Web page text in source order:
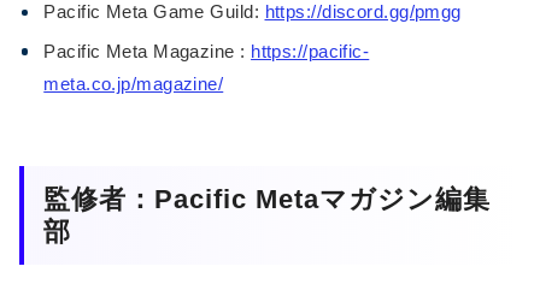
Pacific Meta Game Guild: https://discord.gg/pmgg
Pacific Meta Magazine : https://pacific-
meta.co.jp/magazine/
監修者：Pacific Metaマガジン編集
部